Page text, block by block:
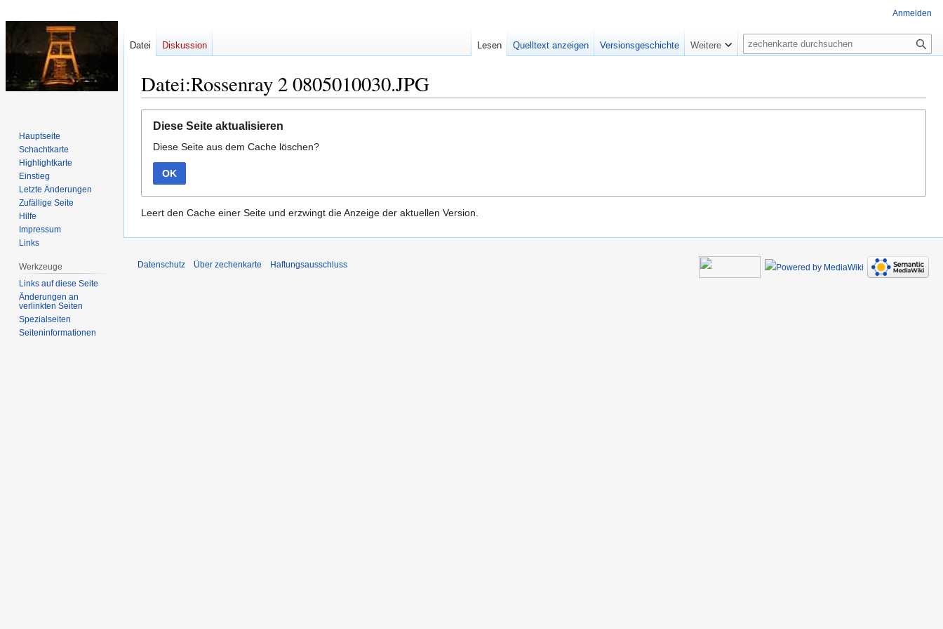
Datei:Rossenray 2 0805010030.JPG
Navigation
springen
Suche
springen
Diese Seite aktualisieren
Diese Seite aus dem Cache löschen?
OK
Leert den Cache einer Seite und erzwingt die Anzeige der aktuellen Version.
Anmelden
Datei Diskussion Lesen Quelltext anzeigen Versionsgeschichte Weitere
Suche
Hauptseite
Schachtkarte
Highlightkarte
Einstieg
Letzte Änderungen
Zufällige Seite
Hilfe
Impressum
Links
Werkzeuge
Links auf diese Seite
Änderungen an
verlinkten Seiten
Spezialseiten
Seiten­­informationen
Datenschutz Über zechenkarte Haftungsausschluss